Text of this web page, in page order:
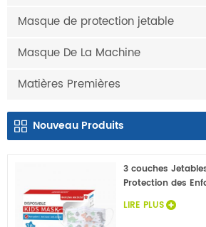
Masque de protection jetable
Masque De La Machine
Matières Premières
Nouveau Produits
3 couches
Protection des
LIRE PLUS